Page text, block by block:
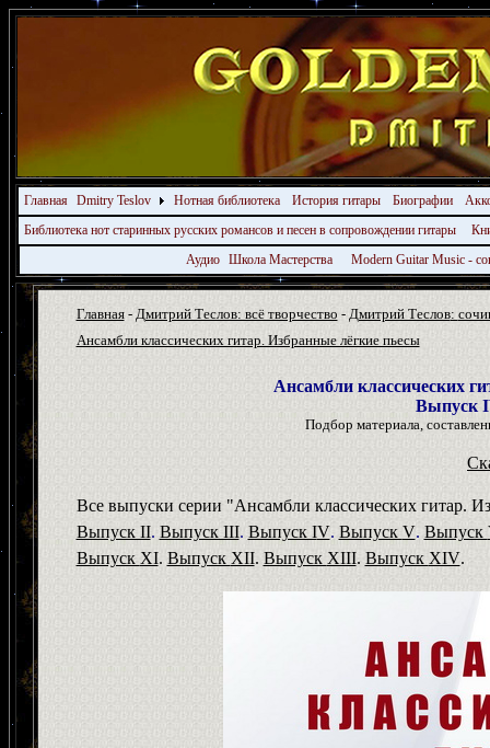
Главная Dmitry Teslov Нотная библиотека История гитары Биографии
Библиотека нот старинных русских романсов и песен в сопровождении гитары
Аудио Школа Мастерства Modern Guitar Music -
Главная- Дмитрий Теслов: всё творчество - Дмитрий Теслов:
Ансамбли классических гитар. Избранные лёгкие пьесы
Ансамбли классических
Выпуск I
Подбор материала,
Все выпуски серии "Ансамбли классических гитар.
Выпуск II. Выпуск III. Выпуск IV. Выпуск V. Выпуск
Выпуск XI. Выпуск XII. Выпуск XIII. Выпуск XIV.